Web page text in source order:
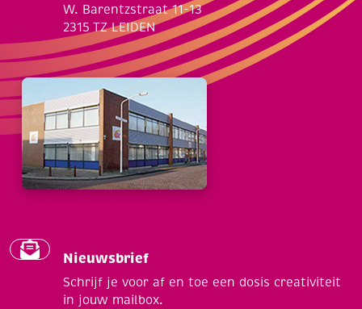
W. Barentzstraat 11-13
2315 TZ LEIDEN
Nieuwsbrief
Schrijf je voor af en toe een dosis creativiteit
in jouw mailbox.